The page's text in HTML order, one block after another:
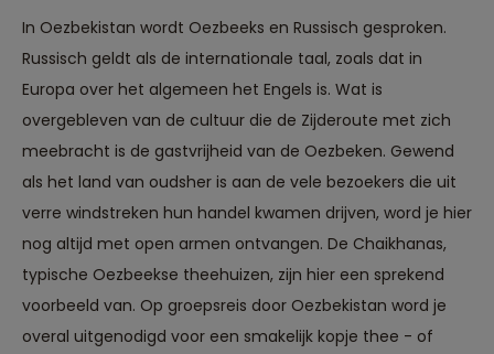
In Oezbekistan wordt Oezbeeks en Russisch gesproken.
Russisch geldt als de internationale taal, zoals dat in
Europa over het algemeen het Engels is. Wat is
overgebleven van de cultuur die de Zijderoute met zich
meebracht is de gastvrijheid van de Oezbeken. Gewend
als het land van oudsher is aan de vele bezoekers die uit
verre windstreken hun handel kwamen drijven, word je hier
nog altijd met open armen ontvangen. De Chaikhanas,
typische Oezbeekse theehuizen, zijn hier een sprekend
voorbeeld van. Op groepsreis door Oezbekistan word je
overal uitgenodigd voor een smakelijk kopje thee - of